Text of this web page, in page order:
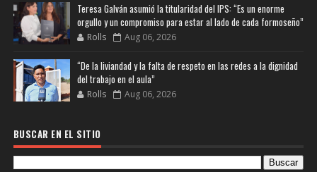
Teresa Galván asumió la titularidad del IPS: “Es un enorme
orgullo y un compromiso para estar al lado de cada formoseño”
Rolls Aug 06, 2026
“De la liviandad y la falta de respeto en las redes a la dignidad
del trabajo en el aula”
Rolls Aug 06, 2026
BUSCAR EN EL SITIO